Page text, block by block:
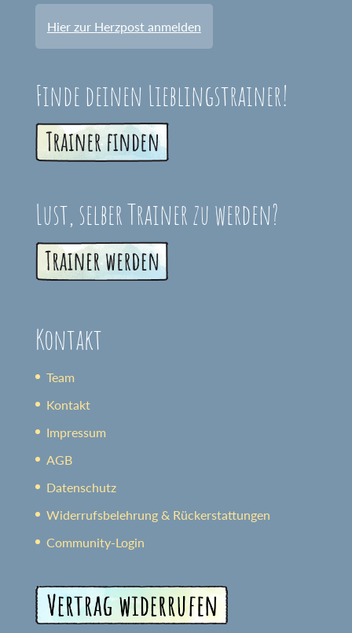
Hier zur Herzpost anmelden
Finde deinen Lieblingstrainer!
Lust, selber Trainer zu werden?
Kontakt
Team
Kontakt
Impressum
AGB
Datenschutz
Widerrufsbelehrung & Rückerstattungen
Community-Login